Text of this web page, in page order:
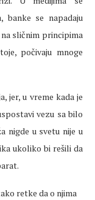
banke se napadaju
sličnim principima
počivaju mnoge
jer, u vreme kada je
vezu sa bilo
nigde u svetu nije u
ukoliko bi rešili da
retke da o njima